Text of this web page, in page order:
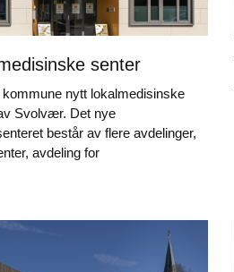
senter
nytt lokalmedisinske
Svolvær. Det nye
består av flere avdelinger,
avdeling for